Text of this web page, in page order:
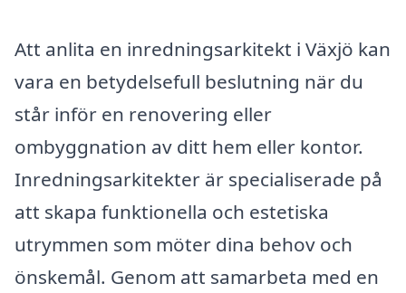
Att anlita en inredningsarkitekt i Växjö kan
vara en betydelsefull beslutning när du
står inför en renovering eller
ombyggnation av ditt hem eller kontor.
Inredningsarkitekter är specialiserade på
att skapa funktionella och estetiska
utrymmen som möter dina behov och
önskemål. Genom att samarbeta med en